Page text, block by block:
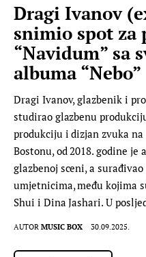
Dragi Ivanov
snimio spot za
“Navidum” sa
albuma “Nebo”
Dragi Ivanov, glazbenik i
studirao glazbenu
produkciju i dizjan zvuka
Bostonu, od 2018. godine je
glazbenoj sceni, a
umjetnicima, među kojima
Shui i Dina Jashari. U
AUTOR MUSIC BOX 30.09.2025.